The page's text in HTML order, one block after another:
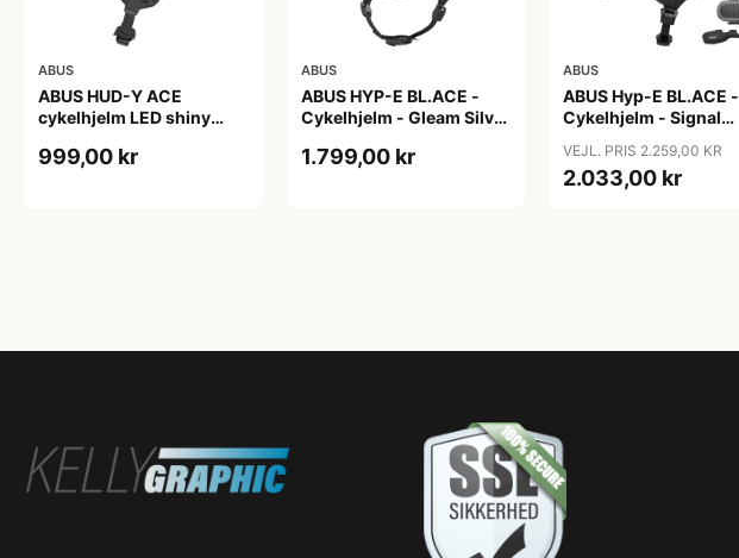
ABUS
ABUS HUD-Y ACE
cykelhjelm LED shiny
999,00 kr
ABUS
ABUS HYP-E BL.ACE -
Cykelhjelm - Gleam Silver
1.799,00 kr
ABUS
ABUS Hyp-E BL.ACE -
Cykelhjelm - Signal
VEJL. PRIS 2.259,00 KR
2.033,00 kr